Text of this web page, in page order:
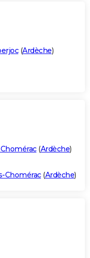
(Ardèche)
(Ardèche)
Chomérac(Ardèche)